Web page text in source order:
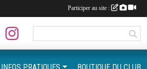
Participer au site :